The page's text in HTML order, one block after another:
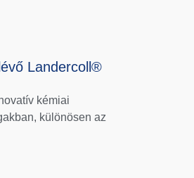
Landercoll®
kémiai
különösen az